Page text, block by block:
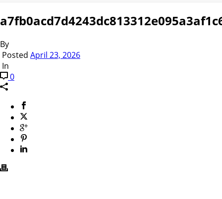
By
Posted April 23, 2026
In
0